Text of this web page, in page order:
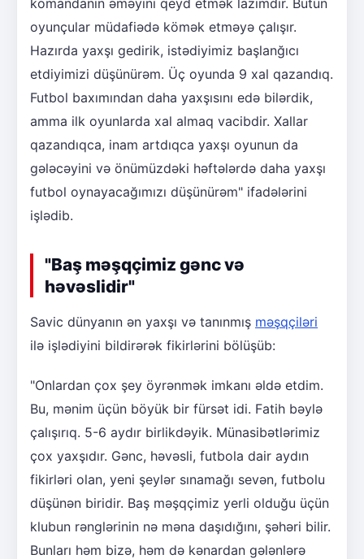
oyunçular müdafiədə kömək etməyə çalışır.
Hazırda yaxşı gedirik, istədiyimiz başlanğıcı
etdiyimizi düşünürəm. Üç oyunda 9 xal qazandıq.
Futbol baxımından daha yaxşısını edə bilərdik,
amma ilk oyunlarda xal almaq vacibdir. Xallar
qazandıqca, inam artdıqca yaxşı oyunun da
gələcəyini və önümüzdəki həftələrdə daha yaxşı
futbol oynayacağımızı düşünürəm" ifadələrini
işlədib.
"Baş məşqçimiz gənc və
həvəslidir"
Savic dünyanın ən yaxşı və tanınmış məşqçiləri
ilə işlədiyini bildirərək fikirlərini bölüşüb:
"Onlardan çox şey öyrənmək imkanı əldə etdim.
Bu, mənim üçün böyük bir fürsət idi. Fatih bəylə
çalışırıq. 5-6 aydır birlikdəyik. Münasibətlərimiz
çox yaxşıdır. Gənc, həvəsli, futbola dair aydın
fikirləri olan, yeni şeylər sınamağı sevən, futbolu
düşünən biridir. Baş məşqçimiz yerli olduğu üçün
klubun rənglərinin nə məna daşıdığını, şəhəri bilir.
Bunları həm bizə, həm də kənardan gələnlərə